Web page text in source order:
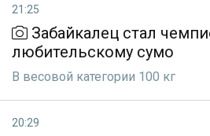
21:25
Забайкалец стал
любительскому сумо
В весовой категории 100 кг
20:29